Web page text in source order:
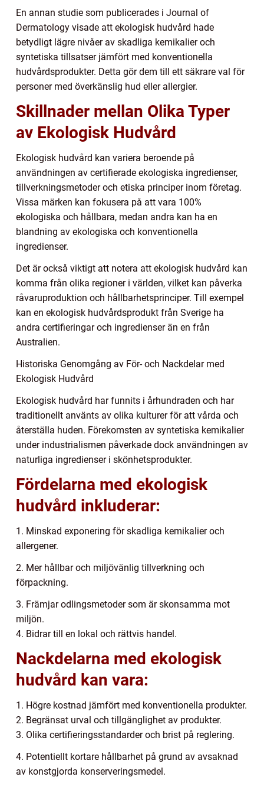
En annan studie som publicerades i Journal of
Dermatology visade att ekologisk hudvård hade
betydligt lägre nivåer av skadliga kemikalier och
syntetiska tillsatser jämfört med konventionella
hudvårdsprodukter. Detta gör dem till ett säkrare val för
personer med överkänslig hud eller allergier.
Skillnader mellan Olika Typer
av Ekologisk Hudvård
Ekologisk hudvård kan variera beroende på
användningen av certifierade ekologiska ingredienser,
tillverkningsmetoder och etiska principer inom företag.
Vissa märken kan fokusera på att vara 100%
ekologiska och hållbara, medan andra kan ha en
blandning av ekologiska och konventionella
ingredienser.
Det är också viktigt att notera att ekologisk hudvård kan
komma från olika regioner i världen, vilket kan påverka
råvaruproduktion och hållbarhetsprinciper. Till exempel
kan en ekologisk hudvårdsprodukt från Sverige ha
andra certifieringar och ingredienser än en från
Australien.
Historiska Genomgång av För- och Nackdelar med
Ekologisk Hudvård
Ekologisk hudvård har funnits i århundraden och har
traditionellt använts av olika kulturer för att vårda och
återställa huden. Förekomsten av syntetiska kemikalier
under industrialismen påverkade dock användningen av
naturliga ingredienser i skönhetsprodukter.
Fördelarna med ekologisk
hudvård inkluderar:
1. Minskad exponering för skadliga kemikalier och
allergener.
2. Mer hållbar och miljövänlig tillverkning och
förpackning.
3. Främjar odlingsmetoder som är skonsamma mot
miljön.
4. Bidrar till en lokal och rättvis handel.
Nackdelarna med ekologisk
hudvård kan vara:
1. Högre kostnad jämfört med konventionella produkter.
2. Begränsat urval och tillgänglighet av produkter.
3. Olika certifieringsstandarder och brist på reglering.
4. Potentiellt kortare hållbarhet på grund av avsaknad
av konstgjorda konserveringsmedel.